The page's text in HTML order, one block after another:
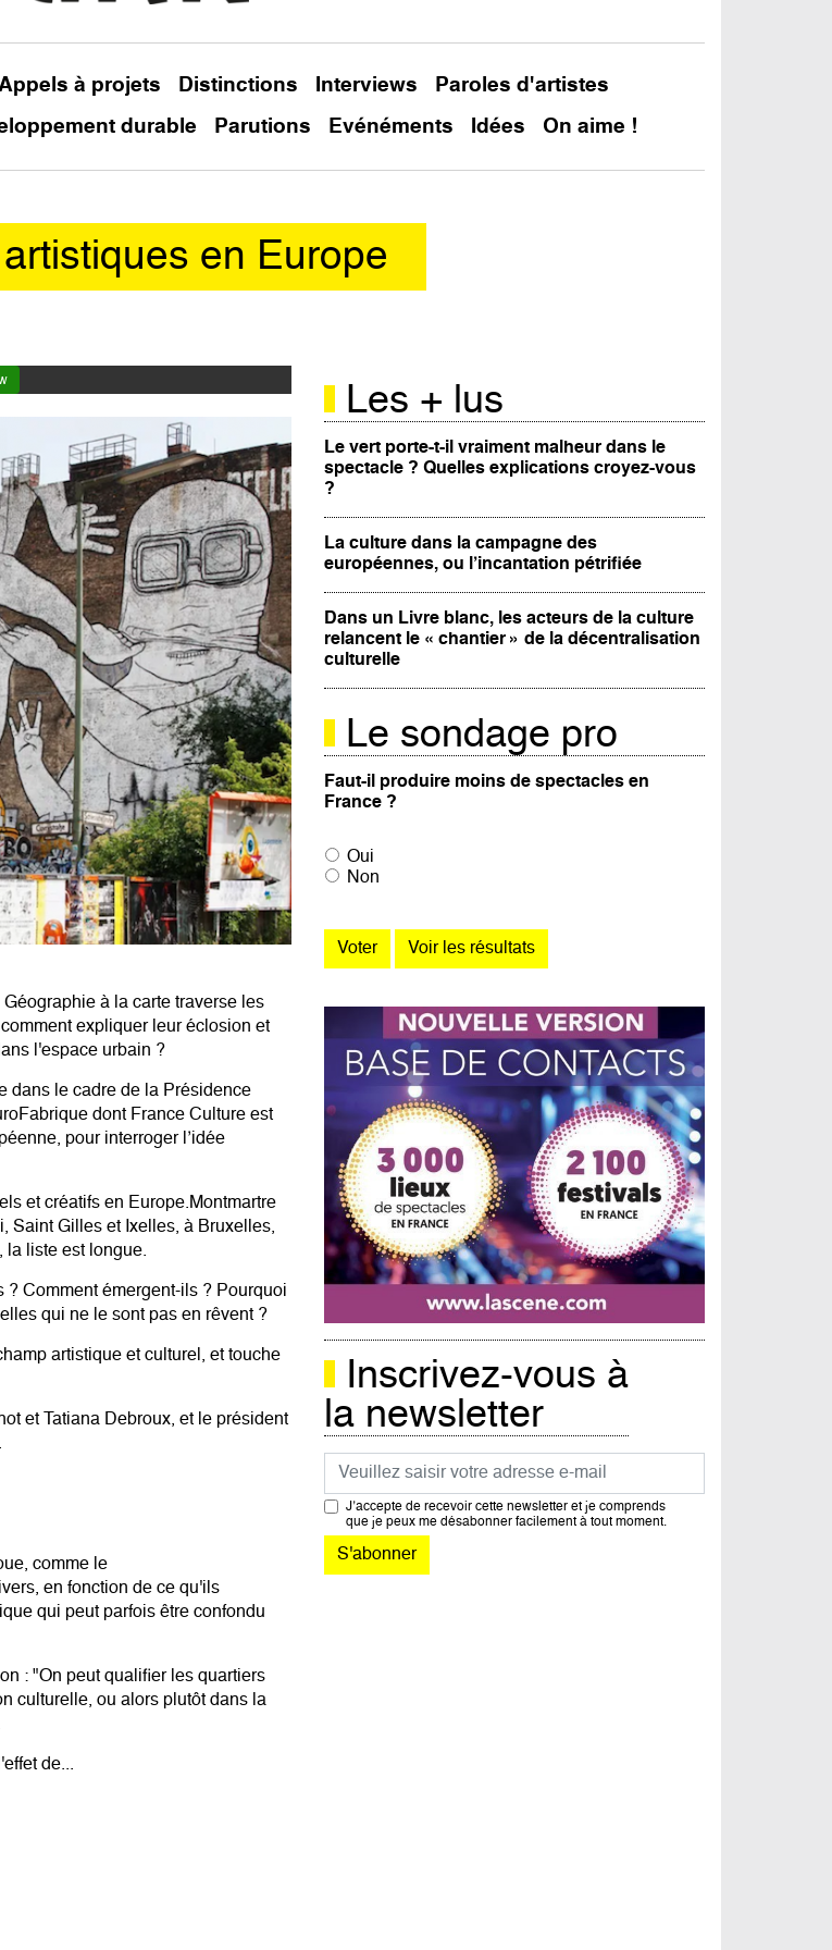
à projets Distinctions Interviews
Paroles d'artistes
durable Parutions Evénéments Idées On aime !
en Europe
à la carte traverse les
expliquer leur éclosion et
l'espace urbain ?
dans le cadre de la Présidence
dont France Culture est
pour interroger l’idée
et créatifs en Europe.Montmartre
Saint Gilles et Ixelles, à Bruxelles,
la liste est longue.
? Comment émergent-ils ? Pourquoi
qui ne le sont pas en rêvent ?
artistique et culturel, et touche
et Tatiana Debroux, et le président
comme le
en fonction de ce qu'ils
qui peut parfois être confondu
: "On peut qualifier les quartiers
culturelle, ou alors plutôt dans la
de...
Les + lus
Le vert porte-t-il vraiment malheur dans le
spectacle ? Quelles explications croyez-vous
?
La culture dans la campagne des
européennes, ou l’incantation pétrifiée
Dans un Livre blanc, les acteurs de la culture
relancent le « chantier » de la décentralisation
culturelle
Le sondage pro
Faut-il produire moins de spectacles en
France ?
Oui
Non
Inscrivez-vous à
la newsletter
Courriel
J’accepte de recevoir cette newsletter et je comprends
que je peux me désabonner facilement à tout moment.